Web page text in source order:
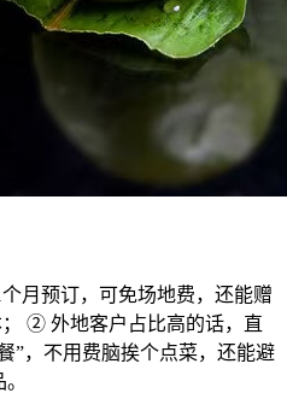
月预订，可免场地费，还能赠
② 外地客户占比高的话，直
”，不用费脑挨个点菜，还能避